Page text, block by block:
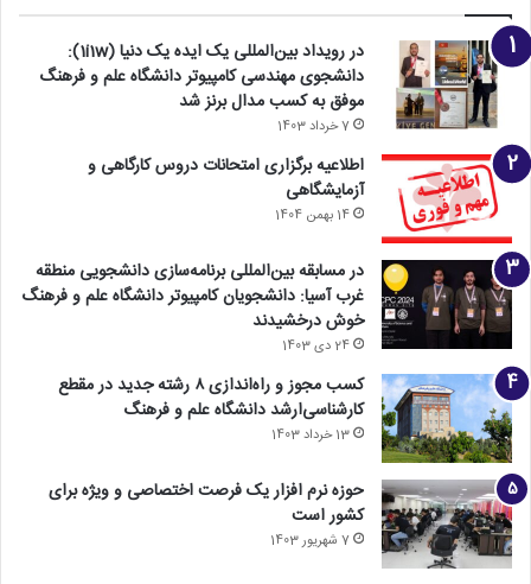
در رویداد بین‌المللی یک ایده یک دنیا (1i1w):
دانشجوی مهندسی کامپیوتر دانشگاه علم و فرهنگ
موفق به کسب مدال برنز شد
7 خرداد 1403
اطلاعیه برگزاری امتحانات دروس کارگاهی و
آزمایشگاهی
14 بهمن 1404
در مسابقه بین‌المللی برنامه‌سازی دانشجویی منطقه
غرب آسیا: دانشجویان کامپیوتر دانشگاه علم و فرهنگ
خوش درخشیدند
24 دی 1403
کسب مجوز و راه‌اندازی ۸ رشته جدید در مقطع
کارشناسی‌ارشد دانشگاه علم و فرهنگ
13 خرداد 1403
حوزه نرم افزار یک فرصت اختصاصی و ویژه برای
کشور است
7 شهریور 1403